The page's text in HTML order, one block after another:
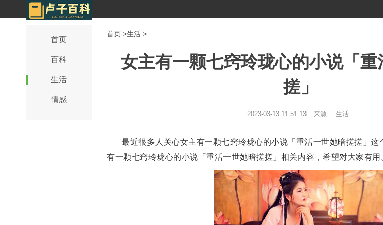
首页
百科
生活
情感
首页 >生活 >
女主有一颗七窍玲珑心的小说「
搓」
2023-03-13 11:51:13 来源: 生活
最近很多人关心女主有一颗七窍玲珑心的小说「重活一世她暗搓搓」这
有一颗七窍玲珑心的小说「重活一世她暗搓搓」相关内容，希望对大家有用